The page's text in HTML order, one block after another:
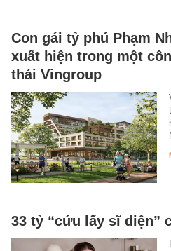
Con gái tỷ phú Phạm
xuất hiện trong một
thái Vingroup
33 tỷ “cứu lấy sĩ diện”